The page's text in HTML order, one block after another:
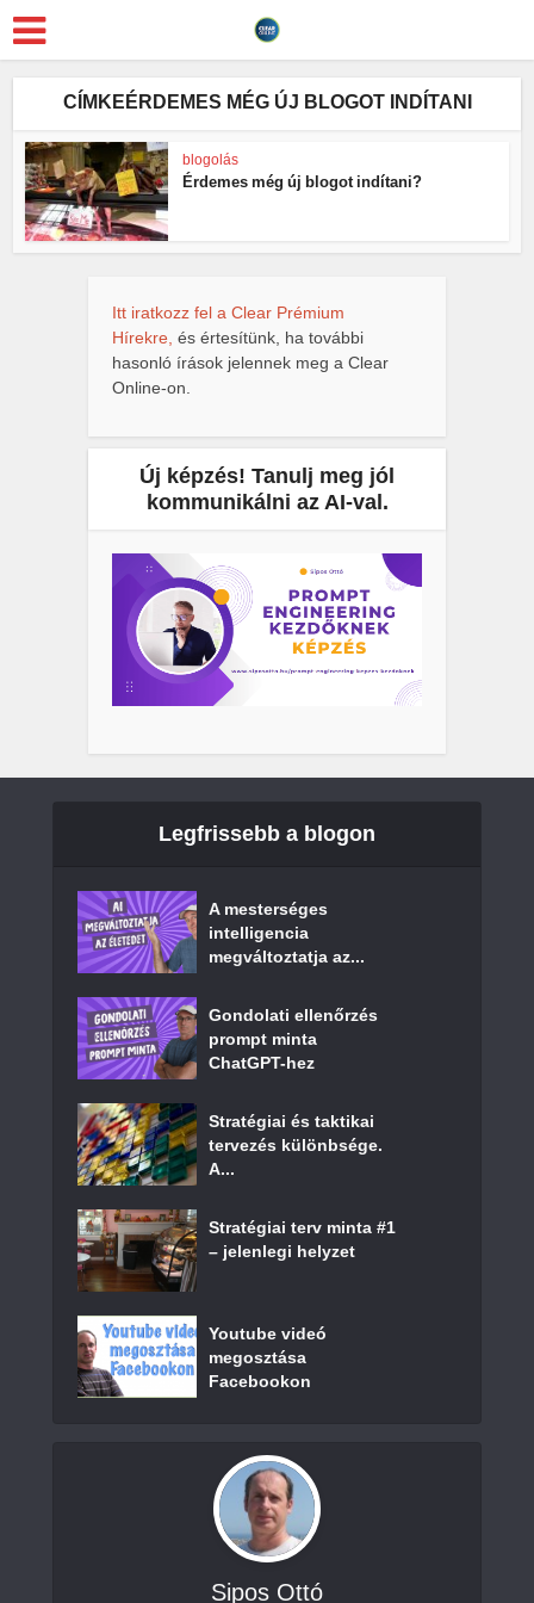
CÍMKEÉRDEMES MÉG ÚJ BLOGOT INDÍTANI
blogolás
Érdemes még új blogot indítani?
Itt iratkozz fel a Clear Prémium
Hírekre, és értesítünk, ha további
hasonló írások jelennek meg a Clear
Online-on.
Új képzés! Tanulj meg jól
kommunikálni az AI-val.
Legfrissebb a blogon
A mesterséges
intelligencia
megváltoztatja az...
Gondolati ellenőrzés
prompt minta
ChatGPT-hez
Stratégiai és taktikai
tervezés különbsége.
A...
Stratégiai terv minta #1
– jelenlegi helyzet
Youtube videó
megosztása
Facebookon
Sipos Ottó